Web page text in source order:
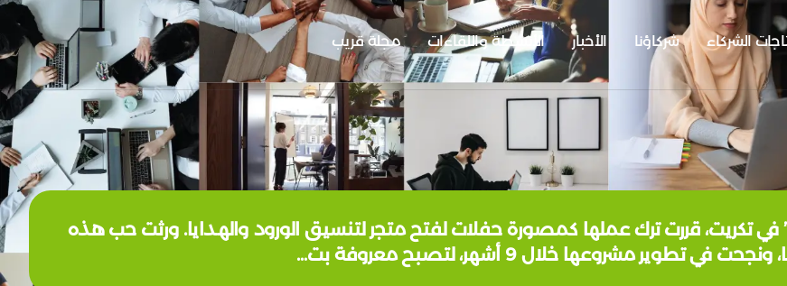
الشركاء شركاؤنا الأخبار الأنشطة واللقاءات مجلة قريب
في تكريت، قررت ترك عملها كمصورة حفلات لفتح متجر لتنسيق الورود والهدايا. ورثت حب هذه
في تطوير مشروعها خلال 9 أشهر، لتصبح معروفة بت…